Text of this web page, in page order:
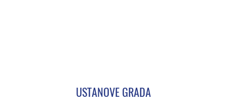
USTANOVE GRADA